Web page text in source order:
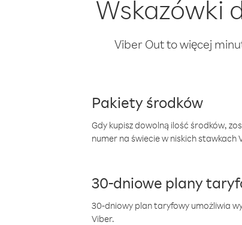
Wskazówki
Viber Out to więcej
Pakiety środków
Gdy kupisz dowolną ilość środków,
numer na świecie w niskich stawkach
30-dniowe plany
30-dniowy plan taryfowy umożliwia
Viber.